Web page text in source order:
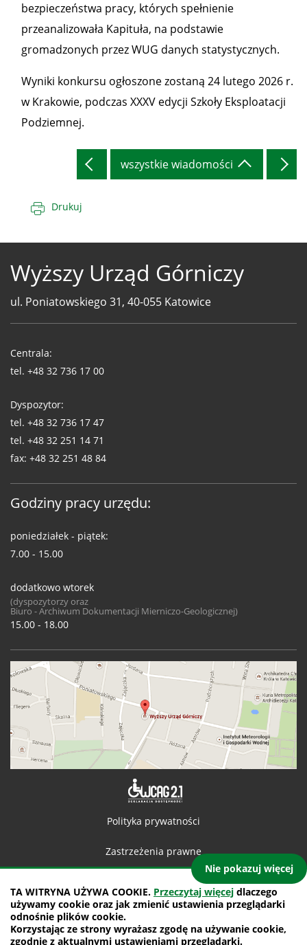
TA WITRYNA UŻYWA COOKIE. Przeczytaj więcej dlaczego
używamy cookie oraz jak zmienić ustawienia przeglądarki
odnośnie plików cookie.
Korzystając ze strony wyrażasz zgodę na używanie cookie,
zgodnie z aktualnymi ustawieniami przeglądarki.
Nie pokazuj więcej
bezpieczeństwa pracy, których spełnienie
przeanalizowała Kapituła, na podstawie
gromadzonych przez WUG danych statystycznych.
Wyniki konkursu ogłoszone zostaną 24 lutego 2026 r.
w Krakowie, podczas XXXV edycji Szkoły Eksploatacji
Podziemnej.
wszystkie wiadomości
Drukuj
Wyższy Urząd Górniczy
ul. Poniatowskiego 31, 40-055 Katowice
WUG
Centrala:
tel. +48 32 736 17 00
Dyspozytor:
tel. +48 32 736 17 47
tel. +48 32 251 14 71
fax: +48 32 251 48 84
Godziny pracy urzędu:
poniedziałek - piątek:
7.00 - 15.00
dodatkowo wtorek
(dyspozytorzy oraz
Biuro - Archiwum Dokumentacji Mierniczo-Geologicznej)
15.00 - 18.00
Polityka prywatności
Zastrzeżenia prawne
Mapa witryny
projekt: IntraCOM.pl